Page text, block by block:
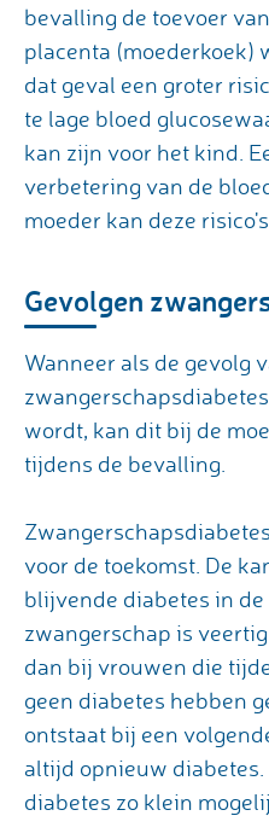
bevalling de toevoer
placenta (moederkoek)
dat geval een groter
te lage bloed­
kan zijn voor het kind.
verbetering van de
moeder kan deze
Gevolgen
Wanneer als de gevolg
wordt, kan dit bij de
tijdens de bevalling.
voor de toekomst. De
blijvende diabetes in
zwangerschap is
dan bij vrouwen die
geen diabetes hebben
ontstaat bij een
altijd opnieuw diabetes.
diabetes zo klein